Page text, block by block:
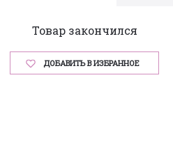
Товар закончился
ДОБАВИТЬ В ИЗБРАННОЕ